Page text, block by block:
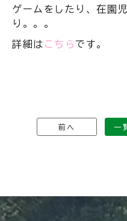
ゲームをしたり、在園
り。。。
詳細は こちら です。
前へ 一